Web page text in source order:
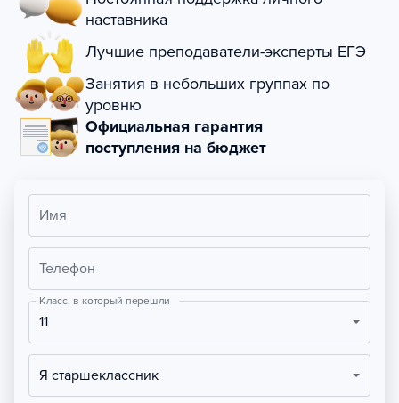
наставника
Лучшие преподаватели-эксперты ЕГЭ
Занятия в небольших группах по
уровню
Официальная гарантия
поступления на бюджет
Имя
Телефон
Класс, в который перешли
11
Я старшеклассник